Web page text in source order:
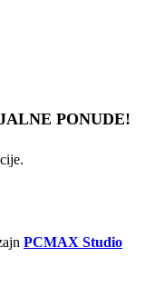
PONUDE!
PCMAX Studio